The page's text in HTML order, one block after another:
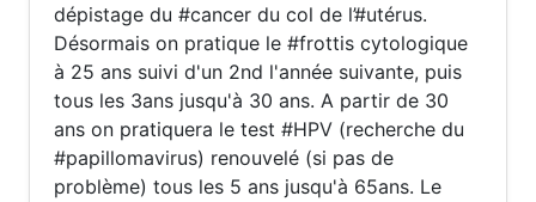
dépistage du #cancer du col de l’#utérus.
Désormais on pratique le #frottis cytologique
à 25 ans suivi d'un 2nd l'année suivante, puis
tous les 3ans jusqu'à 30 ans. A partir de 30
ans on pratiquera le test #HPV (recherche du
#papillomavirus) renouvelé (si pas de
problème) tous les 5 ans jusqu'à 65ans. Le